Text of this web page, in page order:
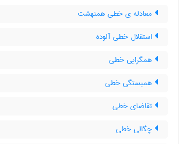
معادله ی خطی همنهشت
استقلال خطی آلوده
همگرایی خطی
همبستگی خطی
تقاضای خطی
چگالی خطی